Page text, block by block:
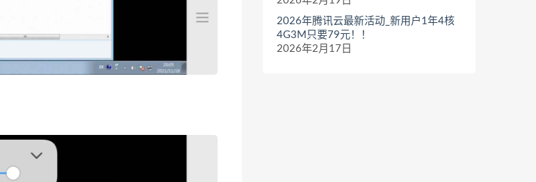
2026年腾讯云最新活动_新用户1年4核
4G3M只要79元！！
2026年2月17日